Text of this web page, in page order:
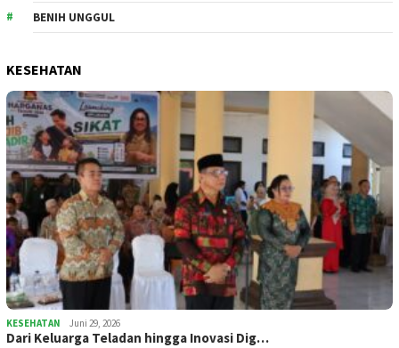
BENIH UNGGUL
KESEHATAN
KESEHATAN Juni 29, 2026
Dari Keluarga Teladan hingga Inovasi Dig…